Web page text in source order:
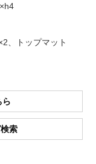
、トップマット
ら
索